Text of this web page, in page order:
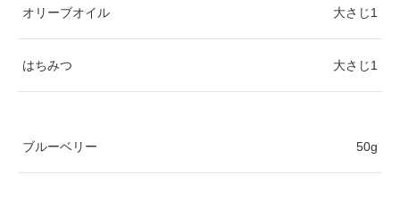
オリーブオイル 大さじ1
はちみつ 大さじ1
ブルーベリー 50g